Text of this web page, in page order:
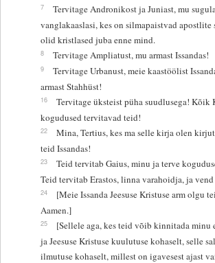
7
Tervitage Andronikost ja Juniast, mu
vanglakaaslasi, kes on silmapaistvad apostlite
olid kristlased juba enne mind.
8 Tervitage Ampliatust, mu armast Issandas!
9
Tervitage Urbanust, meie kaastöölist
armast Stahhüst!
16
Tervitage üksteist püha suudlusega! Kõik
kogudused tervitavad teid!
22
Mina, Tertius, kes ma selle kirja olen
teid Issandas!
23
Teid tervitab Gaius, minu ja terve
Teid tervitab Erastos, linna varahoidja, ja
24
[Meie Issanda Jeesuse Kristuse arm olgu
Aamen.]
25
[Sellele aga, kes teid võib kinnitada minu
ja Jeesuse Kristuse kuulutuse kohaselt, selle
ilmutuse kohaselt, millest on igavesest ajast